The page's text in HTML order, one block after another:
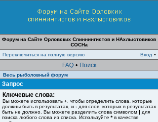
Форум на Сайте Орловских Спиннингистов и НАхлыстовиков
СОСНа
Переключиться на полную версию
Вход •
FAQ • Поиск
Весь рыболовный форум
Запрос
Ключевые слова:
Вы можете использовать + , чтобы определить слова, которые
должны быть в результатах, и - для слов, которых в результатах
быть не должно. Вы можете разделить слова символом | для
поиска любого слова из списка. Используйте * в качестве